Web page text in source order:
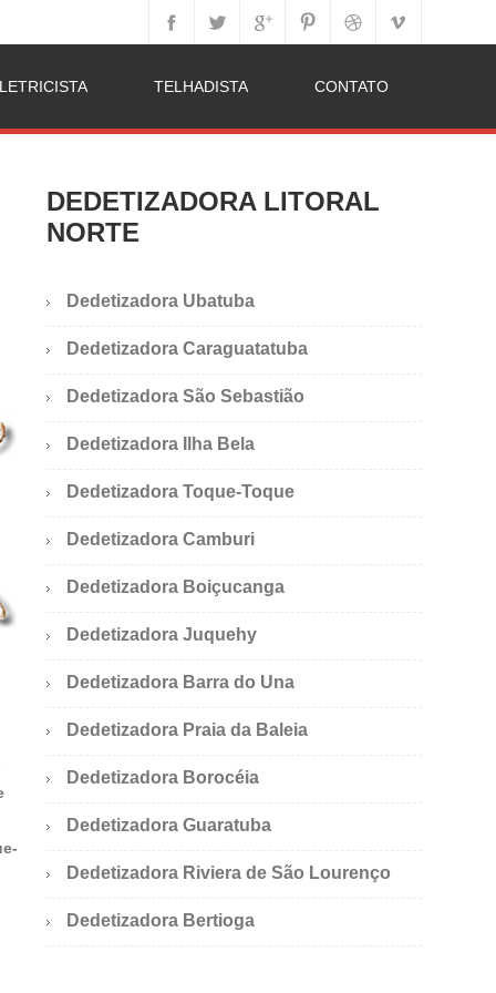
TELHADISTA CONTATO
DEDETIZADORA LITORAL
NORTE
Dedetizadora Ubatuba
Dedetizadora Caraguatatuba
Dedetizadora São Sebastião
Dedetizadora Ilha Bela
Dedetizadora Toque-Toque
Dedetizadora Camburi
Dedetizadora Boiçucanga
Dedetizadora Juquehy
Dedetizadora Barra do Una
Dedetizadora Praia da Baleia
Dedetizadora Borocéia
Dedetizadora Guaratuba
Dedetizadora Riviera de São Lourenço
Dedetizadora Bertioga